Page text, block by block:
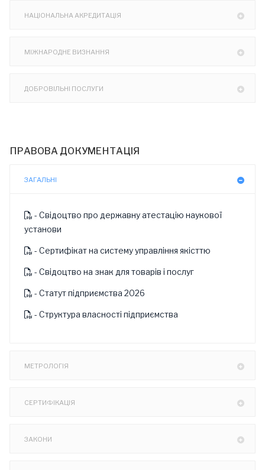
НАЦІОНАЛЬНА АКРЕДИТАЦІЯ
МІЖНАРОДНЕ ВИЗНАННЯ
ДОБРОВІЛЬНІ ПОСЛУГИ
ПРАВОВА ДОКУМЕНТАЦІЯ
ЗАГАЛЬНІ
- Свідоцтво про державну атестацію наукової
установи
- Сертифікат на систему управління якісттю
- Свідоцтво на знак для товарів і послуг
- Статут підприємства 2026
- Структура власності підприємства
МЕТРОЛОГІЯ
СЕРТИФІКАЦІЯ
ЗАКОНИ